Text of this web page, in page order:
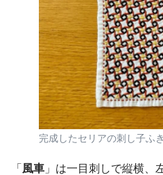
完成したセリアの刺し子ふ
「 風車 」は一目刺しで縦横、